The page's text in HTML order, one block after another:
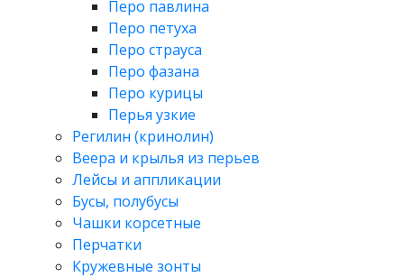
Перо павлина
Перо петуха
Перо страуса
Перо фазана
Перо курицы
Перья узкие
Регилин (кринолин)
Веера и крылья из перьев
Лейсы и аппликации
Бусы, полубусы
Чашки корсетные
Перчатки
Кружевные зонты